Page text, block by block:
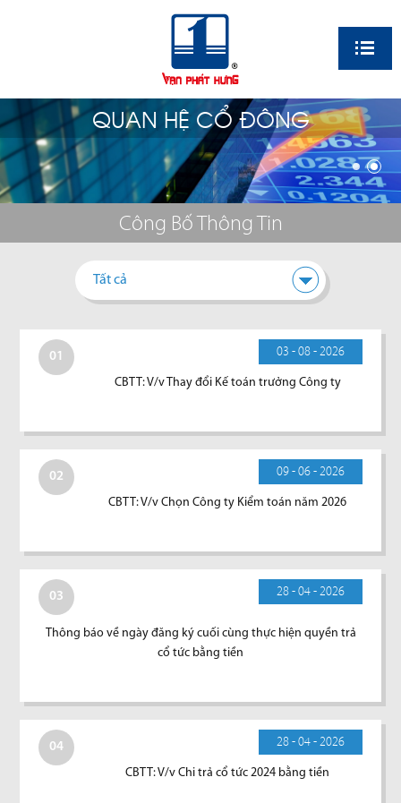
QUAN HỆ CỔ ĐÔNG
Công Bố Thông Tin
Tất cả
01 03 - 08 - 2026
CBTT: V/v Thay đổi Kế toán trưởng Công ty
02 09 - 06 - 2026
CBTT: V/v Chọn Công ty Kiểm toán năm 2026
03 28 - 04 - 2026
Thông báo về ngày đăng ký cuối cùng thực hiện quyền trả
cổ tức bằng tiền
04 28 - 04 - 2026
CBTT: V/v Chi trả cổ tức 2024 bằng tiền